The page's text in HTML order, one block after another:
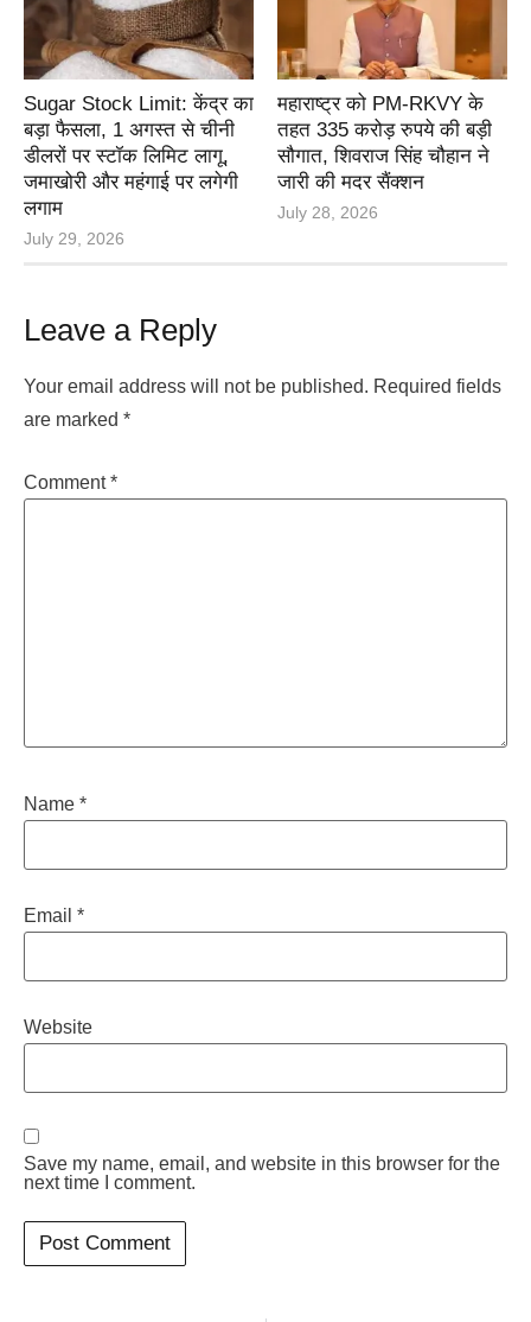
Sugar Stock Limit: केंद्र का
बड़ा फैसला, 1 अगस्त से चीनी
डीलरों पर स्टॉक लिमिट लागू,
जमाखोरी और महंगाई पर लगेगी
लगाम
July 29, 2026
महाराष्ट्र को PM-RKVY के
तहत 335 करोड़ रुपये की बड़ी
सौगात, शिवराज सिंह चौहान ने
जारी की मदर सैंक्शन
July 28, 2026
Leave a Reply
Your email address will not be published. Required fields
are marked *
Comment*
Name *
Email *
Website
Save my name, email, and website in this browser for the
next time I comment.